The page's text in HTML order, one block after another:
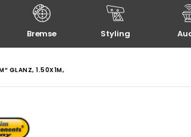
Bremse Styling
GLANZ, 1.50X1M,